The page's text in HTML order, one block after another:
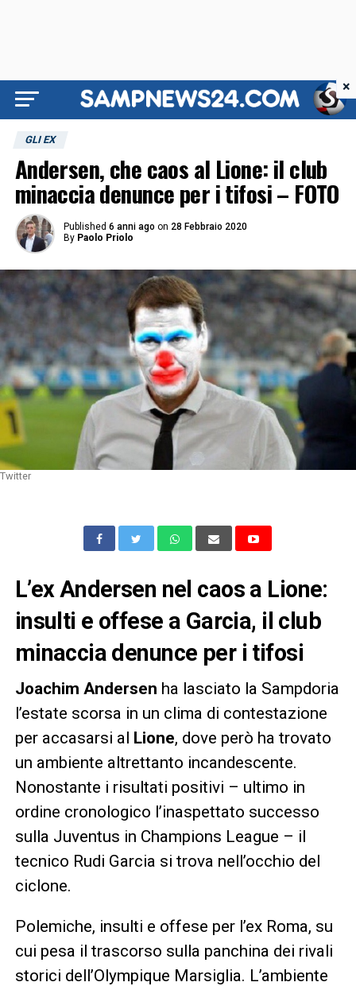
GLI EX
Andersen, che caos al Lione: il club
minaccia denunce per i tifosi – FOTO
Published 6 anni ago on 28 Febbraio 2020
By Paolo Priolo
Twitter
L’ex Andersen nel caos a Lione:
insulti e offese a Garcia, il club
minaccia denunce per i tifosi
Joachim Andersen ha lasciato la Sampdoria
l’estate scorsa in un clima di contestazione
per accasarsi al Lione, dove però ha trovato
un ambiente altrettanto incandescente.
Nonostante i risultati positivi – ultimo in
ordine cronologico l’inaspettato successo
sulla Juventus in Champions League – il
tecnico Rudi Garcia si trova nell’occhio del
ciclone.
Polemiche, insulti e offese per l’ex Roma, su
cui pesa il trascorso sulla panchina dei rivali
storici dell’Olympique Marsiglia. L’ambiente
×